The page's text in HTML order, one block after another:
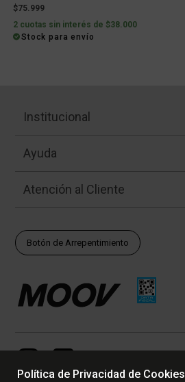
$75.999
2 cuotas sin interés de $38.000
Stock para envío
Institucional
Ayuda
Atención al Cliente
Botón de Arrepentimiento
Política de Privacidad de Cookies